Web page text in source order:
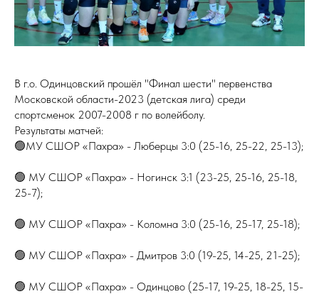
В г.о. Одинцовский прошёл "Финал шести" первенства
Московской области-2023 (детская лига) среди
спортсменок 2007-2008 г по волейболу.
Результаты матчей:
🟢МУ СШОР «Пахра» - Люберцы 3:0 (25-16, 25-22, 25-13);
🟢 МУ СШОР «Пахра» - Ногинск 3:1 (23-25, 25-16, 25-18,
25-7);
🟢 МУ СШОР «Пахра» - Коломна 3:0 (25-16, 25-17, 25-18);
🟢 МУ СШОР «Пахра» - Дмитров 3:0 (19-25, 14-25, 21-25);
🟢 МУ СШОР «Пахра» - Одинцово (25-17, 19-25, 18-25, 15-